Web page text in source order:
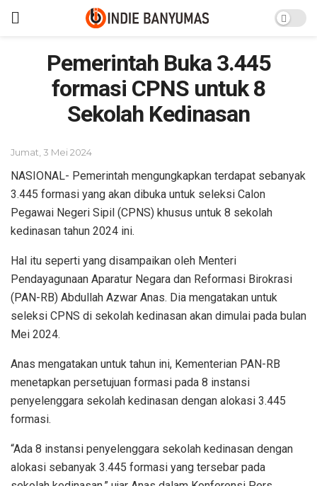
Pemerintah Buka 3.445
formasi CPNS untuk 8
Sekolah Kedinasan
Jumat, 3 Mei 2024
NASIONAL- Pemerintah mengungkapkan terdapat sebanyak
3.445 formasi yang akan dibuka untuk seleksi Calon
Pegawai Negeri Sipil (CPNS) khusus untuk 8 sekolah
kedinasan tahun 2024 ini.
Hal itu seperti yang disampaikan oleh Menteri
Pendayagunaan Aparatur Negara dan Reformasi Birokrasi
(PAN-RB) Abdullah Azwar Anas. Dia mengatakan untuk
seleksi CPNS di sekolah kedinasan akan dimulai pada bulan
Mei 2024.
Anas mengatakan untuk tahun ini, Kementerian PAN-RB
menetapkan persetujuan formasi pada 8 instansi
penyelenggara sekolah kedinasan dengan alokasi 3.445
formasi.
“Ada 8 instansi penyelenggara sekolah kedinasan dengan
alokasi sebanyak 3.445 formasi yang tersebar pada